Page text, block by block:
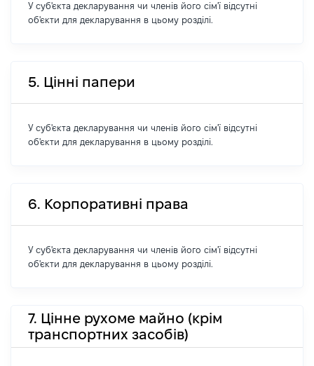
У суб'єкта декларування чи членів його сім'ї відсутні
об'єкти для декларування в цьому розділі.
5. Цінні папери
У суб'єкта декларування чи членів його сім'ї відсутні
об'єкти для декларування в цьому розділі.
6. Корпоративні права
У суб'єкта декларування чи членів його сім'ї відсутні
об'єкти для декларування в цьому розділі.
7. Цінне рухоме майно (крім
транспортних засобів)